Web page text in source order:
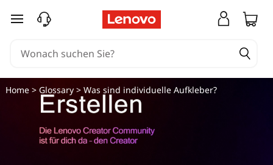
zum Hauptinhalt springen
Home> Glossary> Was sind individuelle Aufkleber?